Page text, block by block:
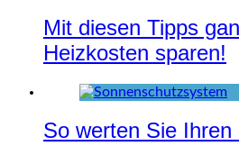
Mit diesen Tipps
Heizkosten sparen!
So werten Sie Ihren